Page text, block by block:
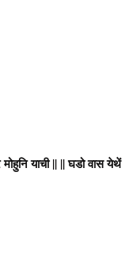
याची || || घडो वास येथें